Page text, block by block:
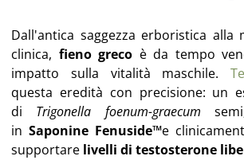
Dall'antica saggezza erboristica alla
clinica, fieno greco è da tempo
impatto sulla vitalità maschile.
questa eredità con precisione: un
di Trigonella foenum-graecum
inSaponine Fenuside™e
supportare livelli di testosterone